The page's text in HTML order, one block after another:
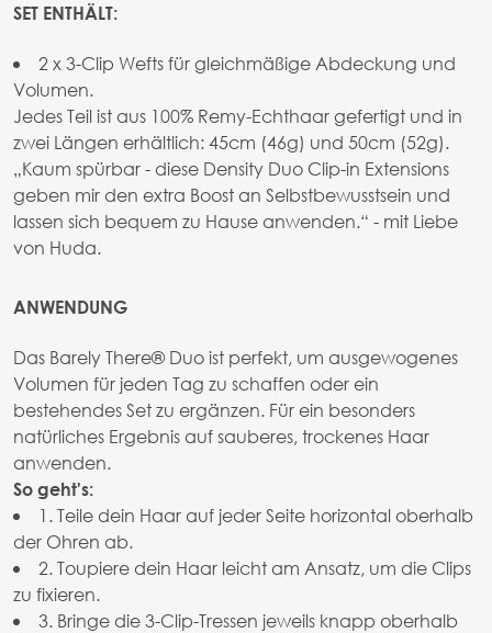
SET ENTHÄLT:
2 x 3-Clip Wefts für gleichmäßige Abdeckung und
Volumen.
Jedes Teil ist aus 100% Remy-Echthaar gefertigt und in
zwei Längen erhältlich: 45cm (46g) und 50cm (52g).
„Kaum spürbar - diese Density Duo Clip-in Extensions
geben mir den extra Boost an Selbstbewusstsein und
lassen sich bequem zu Hause anwenden.“ - mit Liebe
von Huda.
ANWENDUNG
Das Barely There® Duo ist perfekt, um ausgewogenes
Volumen für jeden Tag zu schaffen oder ein
bestehendes Set zu ergänzen. Für ein besonders
natürliches Ergebnis auf sauberes, trockenes Haar
anwenden.
So geht's:
1. Teile dein Haar auf jeder Seite horizontal oberhalb
der Ohren ab.
2. Toupiere dein Haar leicht am Ansatz, um die Clips
zu fixieren.
3. Bringe die 3-Clip-Tressen jeweils knapp oberhalb